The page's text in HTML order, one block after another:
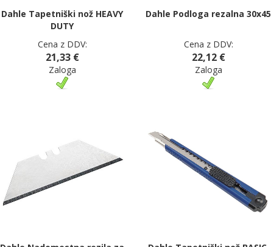
Dahle Tapetniški nož HEAVY
DUTY
Cena z DDV:
21,33 €
Zaloga
Dahle Podloga rezalna 30x45
Cena z DDV:
22,12 €
Zaloga